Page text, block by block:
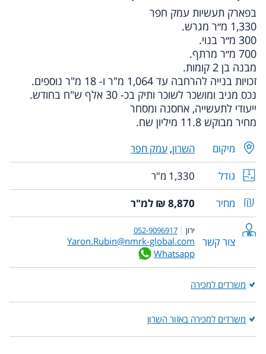
בפארק תעשיות עמק חפר
1,330 מ״ר מגרש.
300 מ״ר בנוי.
700 מ״ר מרתף.
מבנה בן 2 קומות.
זכויות בנייה להרחבה עד 1,064 מ"ר ו- 18 מ"ר נוספים.
נכס מניב ומושכר לשוכר ותיק בכ- 30 אלף ש"ח בחודש.
ייעודי לתעשייה, אחסנה ומסחר
מחיר מבוקש 11.8 מיליון שח.
מיקום השרון, עמק חפר
גודל
1,330 מ"ר
מחיר
8,870 ₪ למ"ר
צור קשר
ירון 052-9096917
Yaron.Rubin@nmrk-global.com
Whatsapp
משרדים למכירה
משרדים למכירה באזור השרון